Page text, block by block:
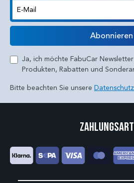
E-Mail
Abonnieren
Ja, ich möchte FabuCar
Produkten, Rabatten und
Bitte beachten Sie unsere